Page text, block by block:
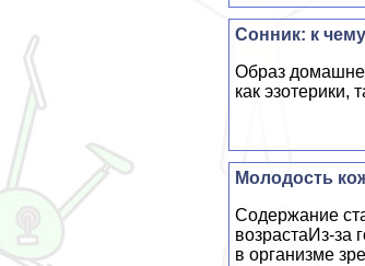
Сонник: к
Образ
как эзотерики,
Молодость
Содержание
возрастаИз-за
в организме